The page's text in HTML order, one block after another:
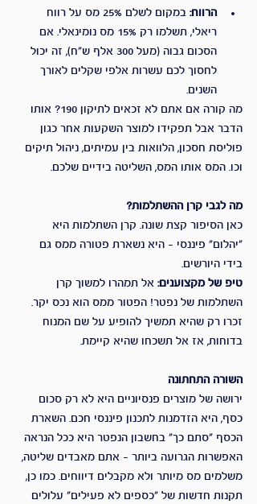
הרווח:
במקום לשלם 25% מס על רווח
ריאלי, תשלמו רק 15% מס נומינאלי. אם
הסכום גבוה (מעל 300 אלף ש"ח), זה יכול
לחסוך לכם עשרות אלפי שקלים לאורך
השנים.
מה קורה אם אתם לא זכאים לתיקון 190? אותו
הדבר אבל תפקידו למוצר השקעות אחר כגון
פוליסת חסכון, הלוואות בין עמיתים, ניהול תיקים
וכו. המס אותו המס, השליטה בידיים שלכם.
מה לגבי קרן ההשתלמות?
כאן הסיפור קצת שונה. קרן השתלמות היא
"יהלום" פיננסי – היא נשארת פטורה ממס גם
בידי היורשים.
טיפ של מקצוענים: אל תמהרו למשוך קרן
השתלמות של נפטר! הפטור ממס הוא נכס יקר.
זכרו רק שהיא תמשיך להופיע על שם המנוח
בדוחות, אז אל תשכחו שהיא קיימת.
השורה התחתונה
ירושה של מוצרים פנסיוניים היא לא רק סכום
כסף, היא הזדמנות לתכנון פיננסי חכם. השארת
הכסף "סתם כך" בחשבון הנפטר היא ככל הנראה
האפשרות הגרועה ביותר – אתם מאבדים שליטה,
משלמים מס מיותר ולא מקבלים דיווחים. כמו כן,
תקנות חדשות של "כספים לא פעילים" עלולים